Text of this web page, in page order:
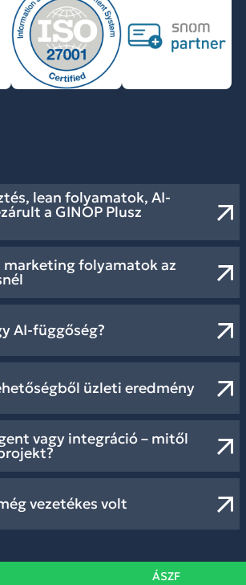
lean folyamatok, AI-
a GINOP Plusz
folyamatok az
AI-függőség?
üzleti eredmény
vagy integráció – mitől
vezetékes volt
ÁSZF